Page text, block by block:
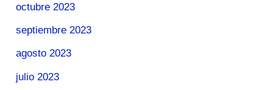
octubre 2023
septiembre 2023
agosto 2023
julio 2023